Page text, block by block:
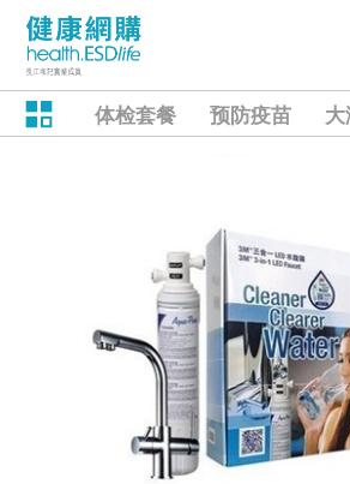
体检套餐 预防疫苗